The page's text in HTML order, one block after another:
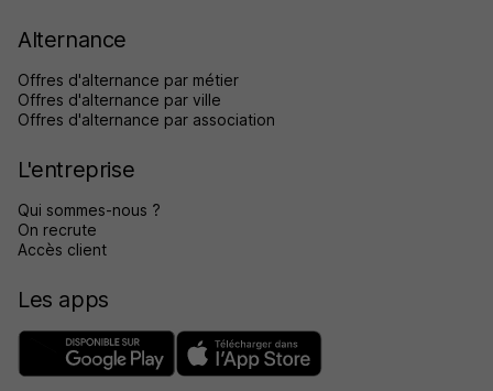
Alternance
Offres d'alternance par métier
Offres d'alternance par ville
Offres d'alternance par association
L'entreprise
Qui sommes-nous ?
On recrute
Accès client
Les apps